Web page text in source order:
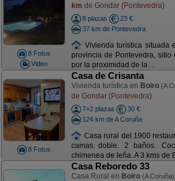
8 Fotos
Video
km de Gondar (Pontevedra)
8 plazas
23 €
37 km de Pontevedra
Vivienda turística situada
provincia de Pontevedra, sitio
por la proximidad de la ...
8 Fotos
Casa de Crisanta
Vivienda turística en Boiro (A
de Gondar (Pontevedra)
7+2 plazas
30 €
124 km de A Coruña
Casa rural del 1900
camas doble. 2 baños.
chimenea de leña. A 3 kms de
Casa Reboredo 33
Casa Rural en Boiro (A Coruña)